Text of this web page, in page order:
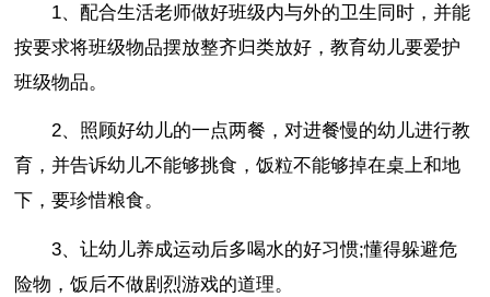
1、配合生活老师做好班级内与外的卫生同时，并能
按要求将班级物品摆放整齐归类放好，教育幼儿要爱护
班级物品。
2、照顾好幼儿的一点两餐，对进餐慢的幼儿进行教
育，并告诉幼儿不能够挑食，饭粒不能够掉在桌上和地
下，要珍惜粮食。
3、让幼儿养成运动后多喝水的好习惯;懂得躲避危
险物，饭后不做剧烈游戏的道理。